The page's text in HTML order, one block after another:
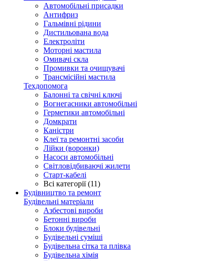
Автомобільні присадки
Антифриз
Гальмівні рідини
Дистильована вода
Електроліти
Моторні мастила
Омивачі скла
Промивки та очищувачі
Трансмісійні мастила
Техдопомога
Балонні та свічні ключі
Вогнегасники автомобільні
Герметики автомобільні
Домкрати
Каністри
Клеї та ремонтні засоби
Лійки (воронки)
Насоси автомобільні
Світловідбиваючі жилети
Старт-кабелі
Всі категорії (11)
Будівництво та ремонт
Будівельні матеріали
Азбестові вироби
Бетонні вироби
Блоки будівельні
Будівельні суміші
Будівельна сітка та плівка
Будівельна хімія